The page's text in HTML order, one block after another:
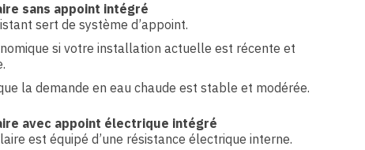
sans appoint intégré
sert de système d’appoint.
si votre installation actuelle est récente et
la demande en eau chaude est stable et modérée.
avec appoint électrique intégré
est équipé d’une résistance électrique interne.